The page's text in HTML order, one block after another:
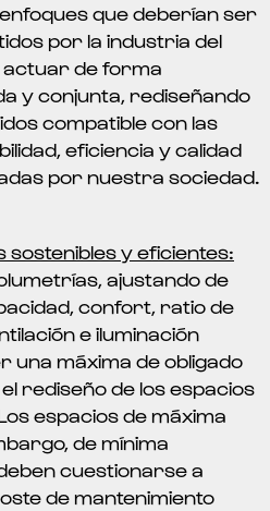
que deberían ser
por la industria del
actuar de forma
y conjunta, rediseñando
compatible con las
eficiencia y calidad
por nuestra sociedad.
y eficientes:
ajustando de
confort, ratio de
e iluminación
una máxima de obligado
rediseño de los espacios
espacios de máxima
de mínima
cuestionarse a
de mantenimiento